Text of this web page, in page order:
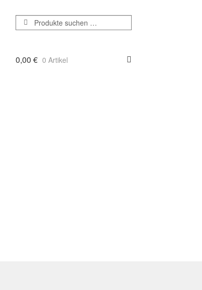
Suchen
nach:
Suchen
0,00 € 0 Artikel